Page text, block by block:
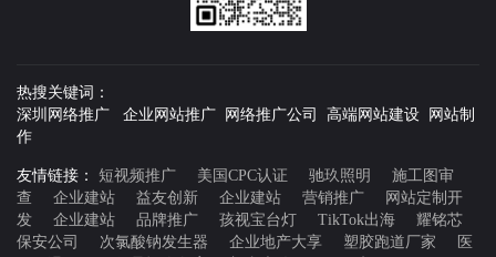
热搜关键词：
深圳网络推广 企业网站推广 网络推广公司 高端网站建设 网站制
作
友情链接： 短视频推广 美国CPC认证 驰玖照明
施工图审
查
企业建站 益友创新 企业建站 营销推广
网站定制开
发
企业建站 品牌推广 孩视宝台灯 TikTok出海
耀铭芯
保安公司
次氯酸钠发生器 企业地产大享 塑胶跑道厂家
医